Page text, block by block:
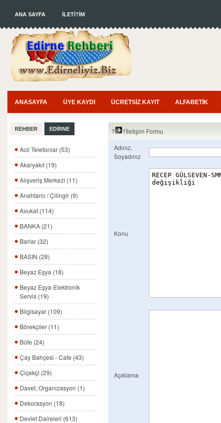
ANA SAYFA İLETİ?İM
ANASAYFA ÜYE KAYDI ÜCRETSİZ KAYIT ALFABETİK
REHBER EDİRNE
Acil Telefonlar (53)
Akaryakıt (19)
Alışveriş Merkezi (11)
Anahtarcı / Çilingir (9)
Avukat (114)
BANKA (21)
Barlar (32)
BASIN (28)
Beyaz Eşya (18)
Beyaz Eşya-Elektronik
Servis (19)
Bilgisayar (109)
Börekçiler (11)
Büfe (24)
Çay Bahçesi - Cafe (43)
Çiçekçi (29)
Davet, Organizasyon (1)
Dekorasyon (18)
Devlet Daireleri (613)
?
?İletişim Formu
Adınız,
Soyadınız
Konu
Açıklama